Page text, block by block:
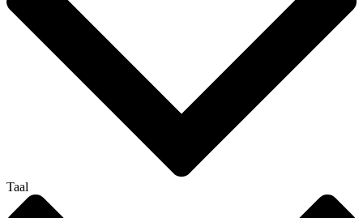
Taal